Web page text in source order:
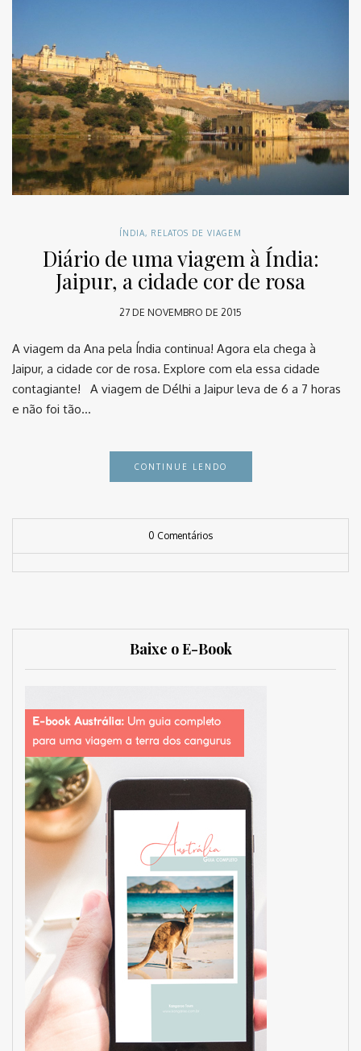
ÍNDIA, RELATOS DE VIAGEM
Diário de uma viagem à Índia:
Jaipur, a cidade cor de rosa
27 DE NOVEMBRO DE 2015
A viagem da Ana pela Índia continua! Agora ela chega à
Jaipur, a cidade cor de rosa. Explore com ela essa cidade
contagiante! A viagem de Délhi a Jaipur leva de 6 a 7 horas
e não foi tão…
CONTINUE LENDO
0 Comentários
Baixe o E-Book